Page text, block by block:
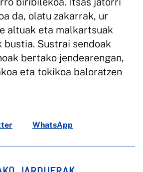
da, olatu zakarrak, ur
altuak eta malkartsuak
bustia. Sustrai sendoak
bertako jendearengan,
eta tokikoa baloratzen
WhatsApp